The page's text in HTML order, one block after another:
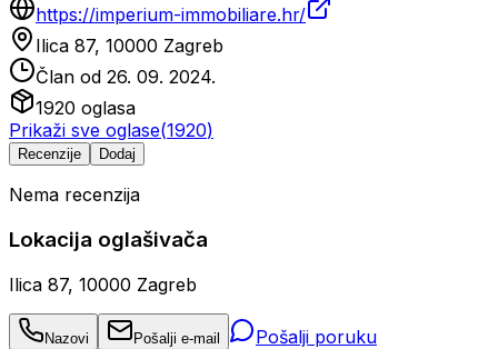
https://imperium-immobiliare.hr/
Ilica 87, 10000 Zagreb
Član od 26. 09. 2024.
1920 oglasa
Prikaži sve oglase(1920)
Recenzije Dodaj
Nema recenzija
Lokacija oglašivača
Ilica 87, 10000 Zagreb
Nazovi Pošalji e-mail Pošalji poruku